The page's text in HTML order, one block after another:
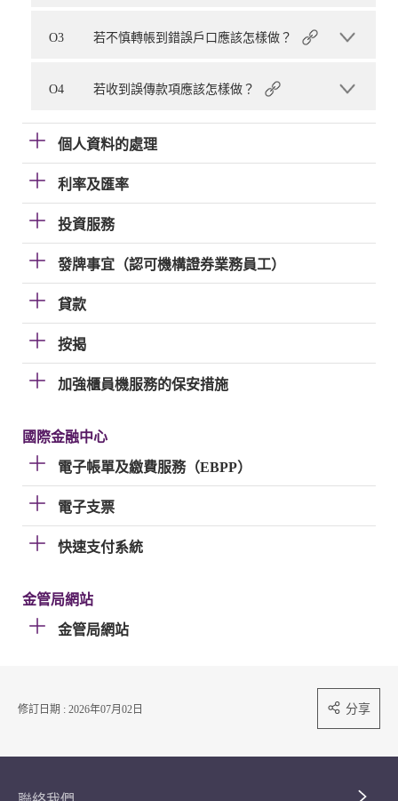
O3 若不慎轉帳到錯誤戶口應該怎樣做？
O4 若收到誤傳款項應該怎樣做？
個人資料的處理
利率及匯率
投資服務
發牌事宜（認可機構證券業務員工）
貸款
按揭
加強櫃員機服務的保安措施
國際金融中心
電子帳單及繳費服務（EBPP）
電子支票
快速支付系統
金管局網站
金管局網站
修訂日期 : 2026年07月02日 分享